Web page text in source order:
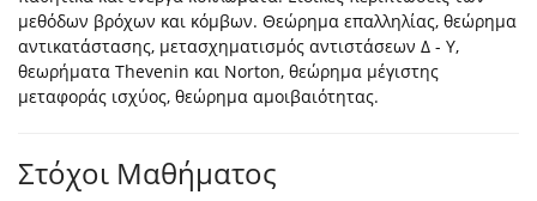
μεθόδων βρόχων και κόμβων. Θεώρημα επαλληλίας, θεώρημα
αντικατάστασης, μετασχηματισμός αντιστάσεων Δ - Υ,
θεωρήματα Thevenin και Norton, θεώρημα μέγιστης
μεταφοράς ισχύος, θεώρημα αμοιβαιότητας.
Στόχοι Μαθήματος